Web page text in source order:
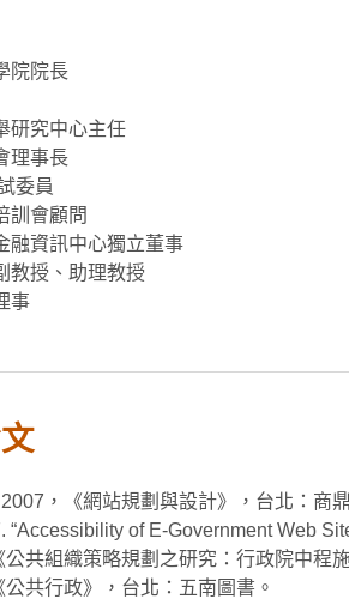
院院長
研究中心主任
理事長
委員
訓會顧問
融資訊中心獨立董事
教授、助理教授
事
，《網站規劃與設計》，台北：商
“Accessibility of E-Government Web
共組織策略規劃之研究：行政院中程
共行政》，台北：五南圖書。